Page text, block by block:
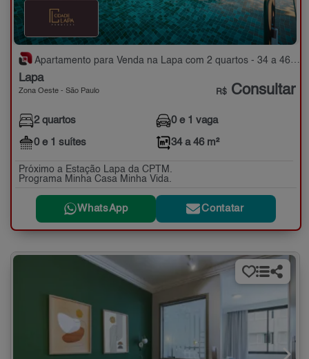
Apartamento para Venda na Lapa com 2 quartos - 34 a 46 m²
Lapa
Zona Oeste - São Paulo R$ Consultar
2 quartos
0 e 1 suítes
0 e 1 vaga
34 a 46 m²
Próximo a Estação Lapa da CPTM.
Programa Minha Casa Minha Vida.
WhatsApp Contatar